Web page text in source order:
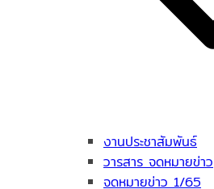
งานประชาสัมพันธ์
วารสาร จดหมายข่าว
จดหมายข่าว 1/65